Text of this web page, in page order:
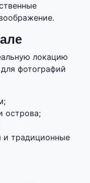
локацию
фотографий
острова;
и традиционные